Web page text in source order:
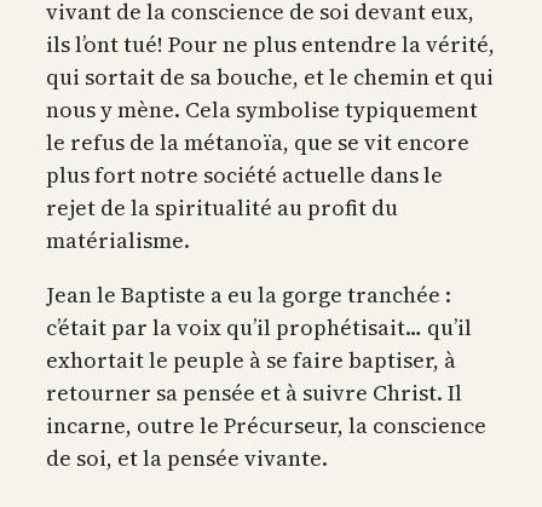
vivant de la conscience de soi devant eux,
ils l’ont tué! Pour ne plus entendre la vérité,
qui sortait de sa bouche, et le chemin et qui
nous y mène. Cela symbolise typiquement
le refus de la métanoïa, que se vit encore
plus fort notre société actuelle dans le
rejet de la spiritualité au profit du
matérialisme.
Jean le Baptiste a eu la gorge tranchée :
c’était par la voix qu’il prophétisait… qu’il
exhortait le peuple à se faire baptiser, à
retourner sa pensée et à suivre Christ. Il
incarne, outre le Précurseur, la conscience
de soi, et la pensée vivante.